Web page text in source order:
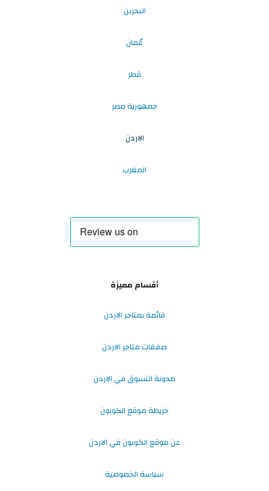
البحرين
عُمان
قطر
جمهورية مصر
الاردن
المغرب
أقسام مميزة
قائمة بمتاجر الاردن
صفقات متاجر الاردن
مدونة التسوق في الاردن
خريطة موقع الكوبون
عن موقع الكوبون في الاردن
سياسة الخصوصية